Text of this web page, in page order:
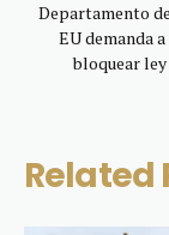
Departamento
EU demanda
bloquear
Related